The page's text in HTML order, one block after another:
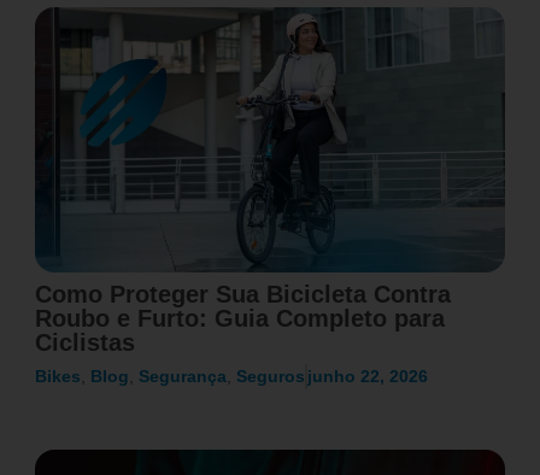
Como Proteger Sua Bicicleta Contra
Roubo e Furto: Guia Completo para
Ciclistas
Bikes Blog Segurança Seguros junho 22, 2026